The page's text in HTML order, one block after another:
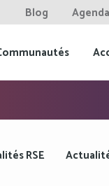
Blog Agenda
RSE